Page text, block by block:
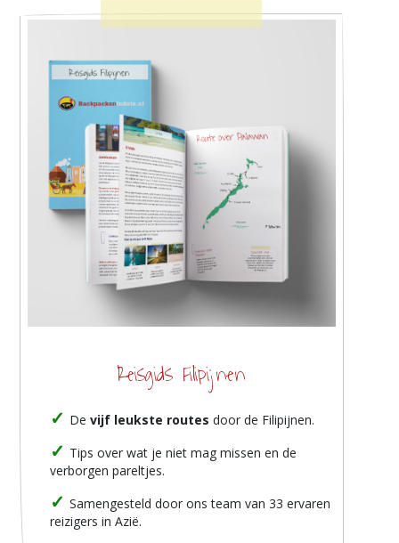
Reisgids Filipijnen
De vijf leukste routes door de Filipijnen.
Tips over wat je niet mag missen en de
verborgen pareltjes.
Samengesteld door ons team van 33 ervaren
reizigers in Azië.